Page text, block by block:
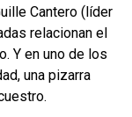
Cantero (líder
relacionan el
Y en uno de los
una pizarra